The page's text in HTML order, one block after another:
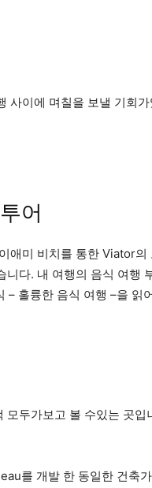
사이에 며칠을 보낼 기회
어
애미 비치를 통한 Viator
니다. 내 여행의 음식 여행
– 훌륭한 음식 여행 –을 읽
모두가보고 볼 수있는 곳
를 개발 한 동일한 건축